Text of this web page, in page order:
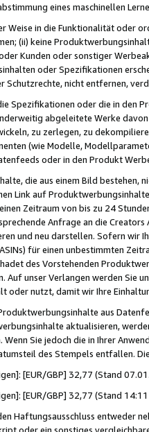
eines maschinellen
Weise in die Funktionalität oder
(ii) keine
Kunden oder sonstiger
oder Spezifikationen
Schutzrechte, nicht entfernen,
Spezifikationen oder die in
abgeleitete Werke
zu zerlegen, zu
(wie Modelle,
oder in den Produkt
die aus einem Bild bestehen,
Link auf
Zeitraum von bis zu 24
Anfrage an die
und neu darstellen. Sofern wir
für einen unbestimmten
des Vorstehenden
Auf unser Verlangen werden Sie
oder nutzt, damit wir Ihre
aus
aktualisieren,
Sie jedoch die in Ihrer
des Stempels entfallen.
[EUR/GBP] 32,77 (Stand
[EUR/GBP] 32,77 (Stand
Haftungsausschluss entweder
oder ein sonstiges